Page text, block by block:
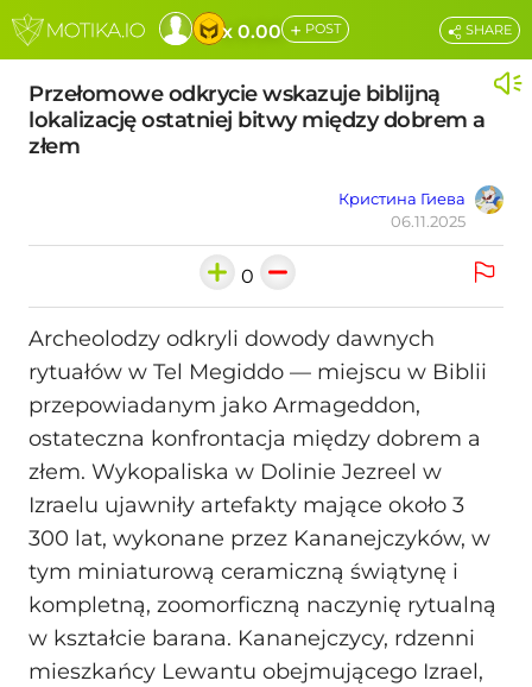
x 0.00 + POST
Przełomowe odkrycie wskazuje biblijną
lokalizację ostatniej bitwy między dobrem a
złem
Кристина Гиева
06.11.2025
SHARE
0
Archeolodzy odkryli dowody dawnych
rytuałów w Tel Megiddo — miejscu w Biblii
przepowiadanym jako Armageddon,
ostateczna konfrontacja między dobrem a
złem. Wykopaliska w Dolinie Jezreel w
Izraelu ujawniły artefakty mające około 3
300 lat, wykonane przez Kananejczyków, w
tym miniaturową ceramiczną świątynę i
kompletną, zoomorficzną naczynię rytualną
w kształcie barana. Kananejczycy, rdzenni
mieszkańcy Lewantu obejmującego Izrael,